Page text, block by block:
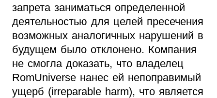
запрета заниматься определенной
деятельностью для целей пресечения
возможных аналогичных нарушений в
будущем было отклонено. Компания
не смогла доказать, что владелец
RomUniverse нанес ей непоправимый
ущерб (irreparable harm), что является